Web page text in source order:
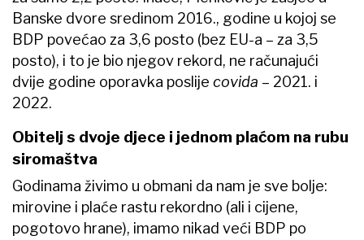
Banske dvore sredinom 2016., godine u kojoj se
BDP povećao za 3,6 posto (bez EU-a – za 3,5
posto), i to je bio njegov rekord, ne računajući
dvije godine oporavka poslije covida – 2021. i
2022.
Obitelj s dvoje djece i jednom plaćom na rubu
siromaštva
Godinama živimo u obmani da nam je sve bolje:
mirovine i plaće rastu rekordno (ali i cijene,
pogotovo hrane), imamo nikad veći BDP po